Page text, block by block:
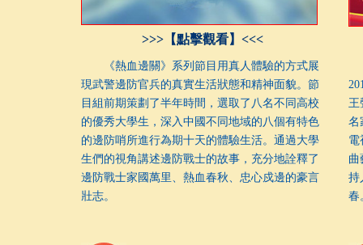
>>>【點擊觀看】<<<
《熱血邊關》系列節目用真人體驗的方式展
現武警邊防官兵的真實生活狀態和精神面貌。節
目組前期策劃了半年時間，選取了八名不同高校
的優秀大學生，深入中國不同地域的八個有特色
的邊防哨所進行為期十天的體驗生活。通過大學
生們的視角講述邊防戰士的故事，充分地詮釋了
邊防戰士家國萬里、熱血春秋、忠心戍邊的豪言
壯志。
王
名
電
曲
持
春